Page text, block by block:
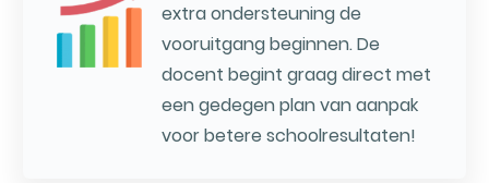
extra ondersteuning de
vooruitgang beginnen. De
docent begint graag direct met
een gedegen plan van aanpak
voor betere schoolresultaten!